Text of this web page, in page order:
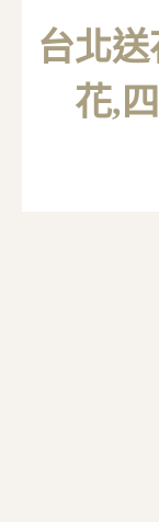
台北送
花,